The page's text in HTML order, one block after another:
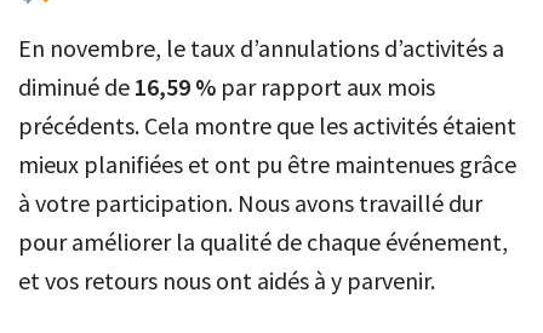
En novembre, le taux d’annulations d’activités a
diminué de 16,59 % par rapport aux mois
précédents. Cela montre que les activités étaient
mieux planifiées et ont pu être maintenues grâce
à votre participation. Nous avons travaillé dur
pour améliorer la qualité de chaque événement,
et vos retours nous ont aidés à y parvenir.